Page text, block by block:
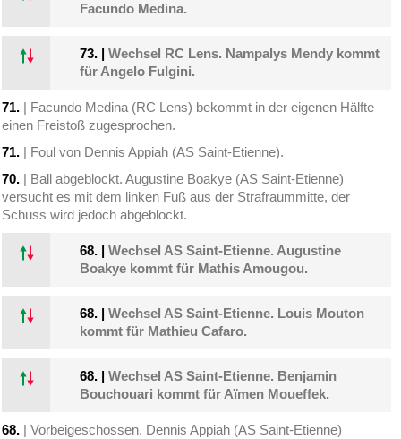
Facundo Medina.
73. |Wechsel RC Lens. Nampalys Mendy kommt
für Angelo Fulgini.
71. | Facundo Medina (RC Lens) bekommt in der eigenen Hälfte
einen Freistoß zugesprochen.
71. | Foul von Dennis Appiah (AS Saint-Etienne).
70. | Ball abgeblockt. Augustine Boakye (AS Saint-Etienne)
versucht es mit dem linken Fuß aus der Strafraummitte, der
Schuss wird jedoch abgeblockt.
68. |Wechsel AS Saint-Etienne. Augustine
Boakye kommt für Mathis Amougou.
68. |Wechsel AS Saint-Etienne. Louis Mouton
kommt für Mathieu Cafaro.
68. |Wechsel AS Saint-Etienne. Benjamin
Bouchouari kommt für Aïmen Moueffek.
68. | Vorbeigeschossen. Dennis Appiah (AS Saint-Etienne)